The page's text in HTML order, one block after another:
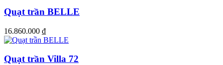
Quạt trần BELLE
16.860.000 ₫
Quạt trần Villa 72